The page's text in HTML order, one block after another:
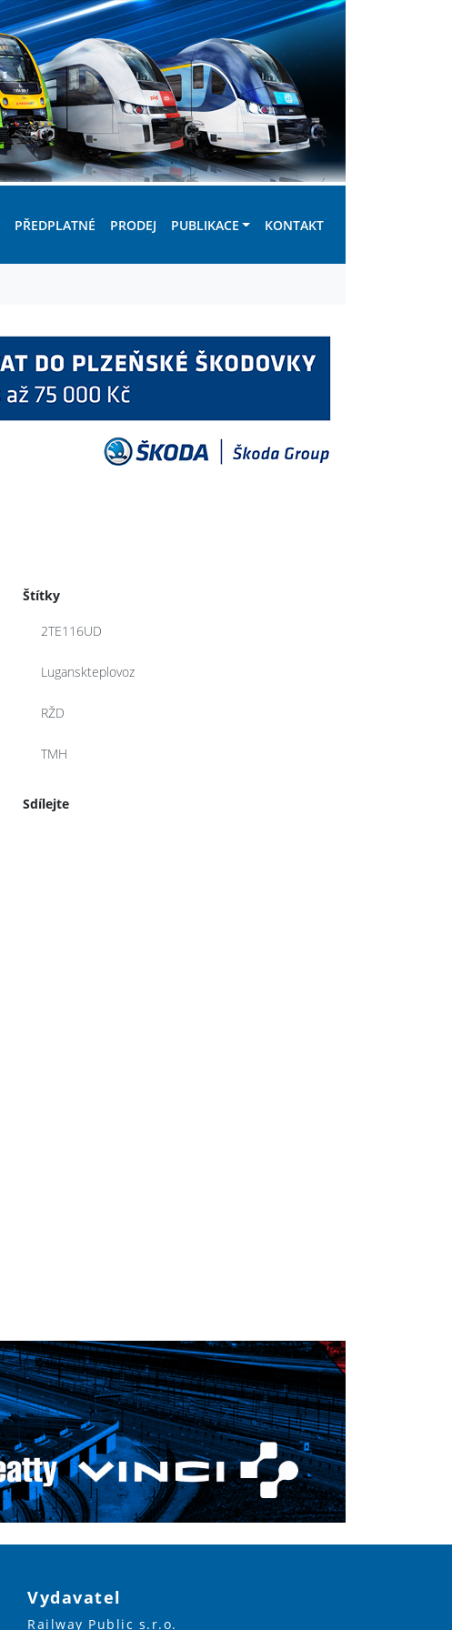
PŘEDPLATNÉ PRODEJ PUBLIKACE KONTAKT
Štítky
2TE116UD
Luganskteplovoz
RŽD
TMH
Sdílejte
Vydavatel
Railway Public s.r.o.